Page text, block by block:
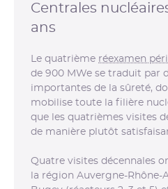
Centrales
ans
Le quatrième réexamen
de 900 MWe se traduit par
importantes de la sûreté,
mobilise toute la filière
que les quatrièmes visites
de manière plutôt
Quatre visites décennales
la région Auvergne-Rhône-